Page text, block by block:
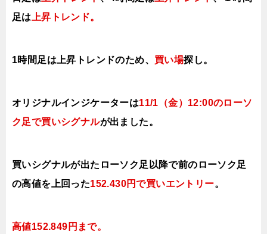
足は
上昇トレンド。
1時間足は上昇トレンドのため、 買い場探し。
オリジナルインジケーターは11/1（金）12:00のローソ
ク足で買いシグナルが出ました。
買いシグナルが出たローソク足以降で前のローソク足
の高値を上 回った152.430円で買いエントリー。
高値152.849円まで。